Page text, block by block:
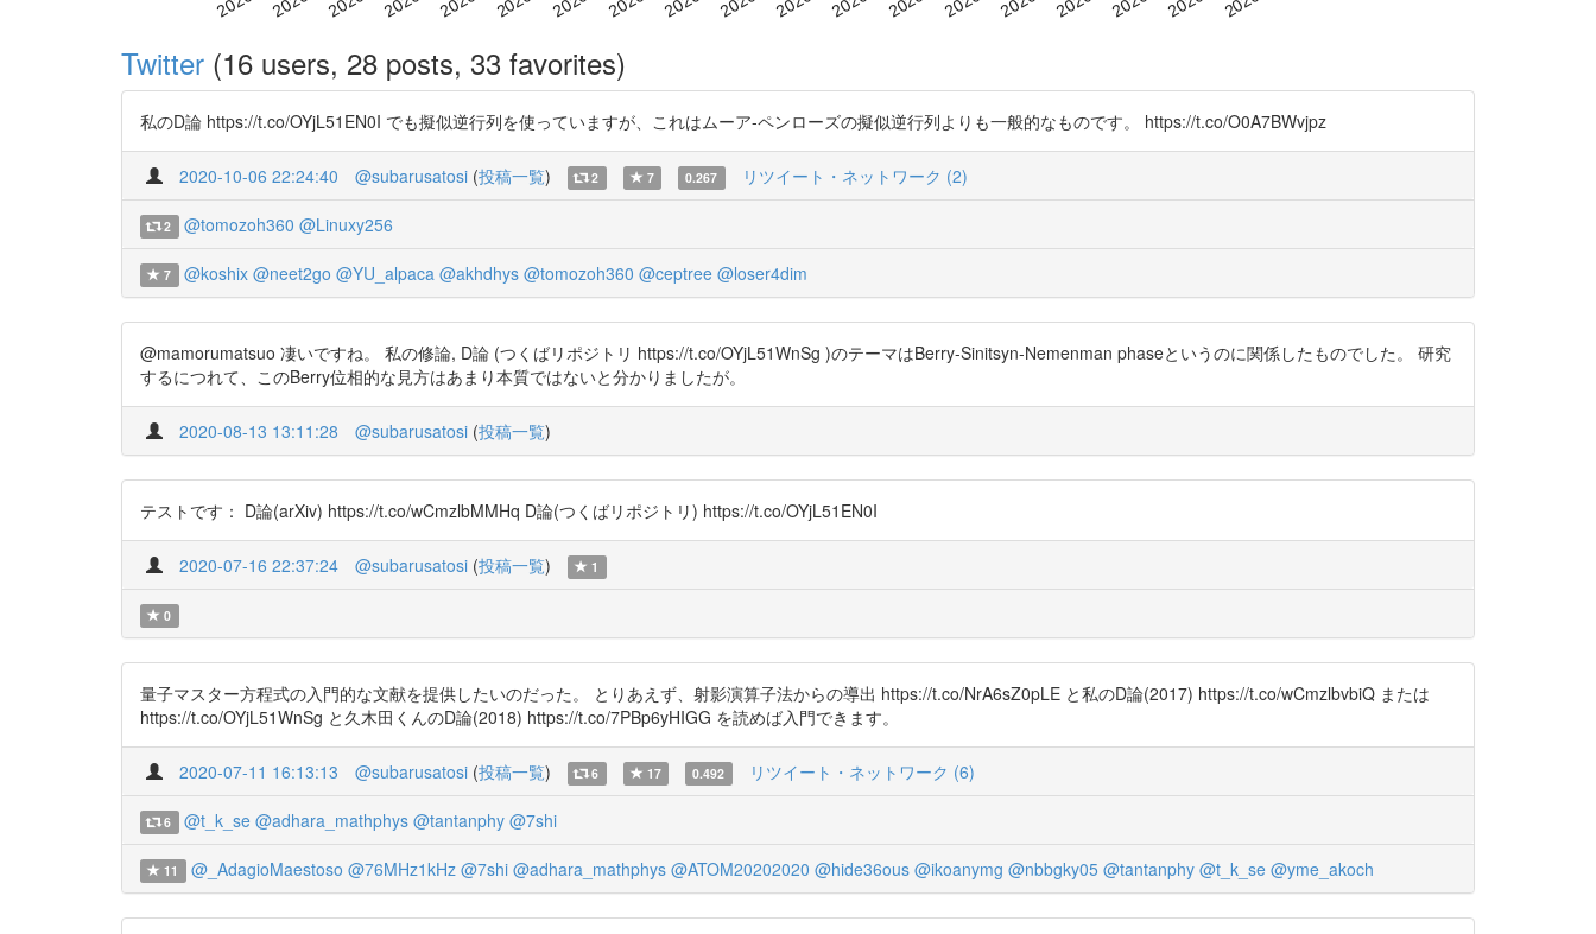
Twitter (16 users, 28 posts, 33 favorites)
私のD論 https://t.co/OYjL51EN0I でも擬似逆行列を使っていますが、これはムーア-ペンローズの擬似逆行列よりも一般的なものです。 https://t.co/O0A7BWvjpz
2020-10-06 22:24:40 @subarusatosi (投稿一覧) 2 7 0.267 リツイート・ネットワーク (2)
2 @tomozoh360 @Linuxy256
7 @koshix @neet2go @YU_alpaca @akhdhys @tomozoh360 @ceptree @loser4dim
@mamorumatsuo 凄いですね。 私の修論, D論 (つくばリポジトリ https://t.co/OYjL51WnSg )のテーマはBerry-Sinitsyn-Nemenman phaseというのに関係したものでした。 研究
するにつれて、このBerry位相的な見方はあまり本質ではないと分かりましたが。
2020-08-13 13:11:28 @subarusatosi (投稿一覧)
テストです： D論(arXiv) https://t.co/wCmzlbMMHq D論(つくばリポジトリ) https://t.co/OYjL51EN0I
2020-07-16 22:37:24 @subarusatosi (投稿一覧) 1
0
量子マスター方程式の入門的な文献を提供したいのだった。 とりあえず、射影演算子法からの導出 https://t.co/NrA6sZ0pLE と私のD論(2017) https://t.co/wCmzlbvbiQ または
https://t.co/OYjL51WnSg と久木田くんのD論(2018) https://t.co/7PBp6yHIGG を読めば入門できます。
2020-07-11 16:13:13 @subarusatosi (投稿一覧) 6 17 0.492 リツイート・ネットワーク (6)
6 @t_k_se @adhara_mathphys @tantanphy @7shi
11 @_AdagioMaestoso @76MHz1kHz @7shi @adhara_mathphys @ATOM20202020 @hide36ous @ikoanymg @nbbgky05 @tantanphy @t_k_se @yme_akoch